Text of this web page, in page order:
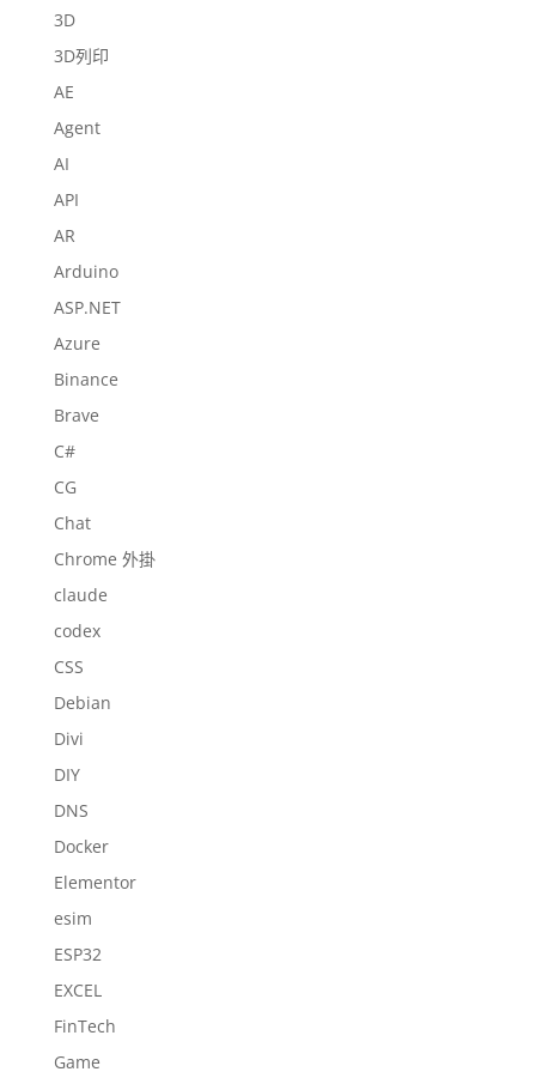
3D
3D列印
AE
Agent
AI
API
AR
Arduino
ASP.NET
Azure
Binance
Brave
C#
CG
Chat
Chrome 外掛
claude
codex
CSS
Debian
Divi
DIY
DNS
Docker
Elementor
esim
ESP32
EXCEL
FinTech
Game